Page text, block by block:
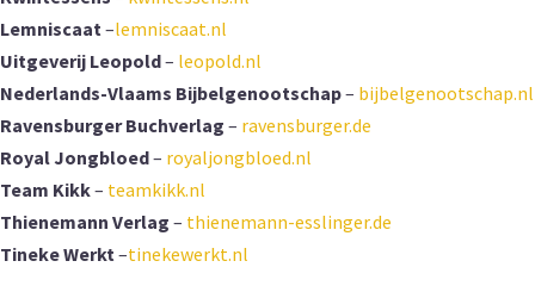
Lemniscaat–lemniscaat.nl
Uitgeverij Leopold– leopold.nl
Nederlands-Vlaams Bijbelgenootschap– bijbelgenootschap.nl
Ravensburger Buchverlag – ravensburger.de
Royal Jongbloed– royaljongbloed.nl
Team Kikk– teamkikk.nl
Thienemann Verlag – thienemann-esslinger.de
Tineke Werkt–tinekewerkt.nl